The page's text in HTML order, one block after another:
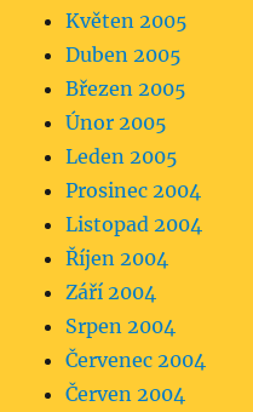
Květen 2005
Duben 2005
Březen 2005
Únor 2005
Leden 2005
Prosinec 2004
Listopad 2004
Říjen 2004
Září 2004
Srpen 2004
Červenec 2004
Červen 2004